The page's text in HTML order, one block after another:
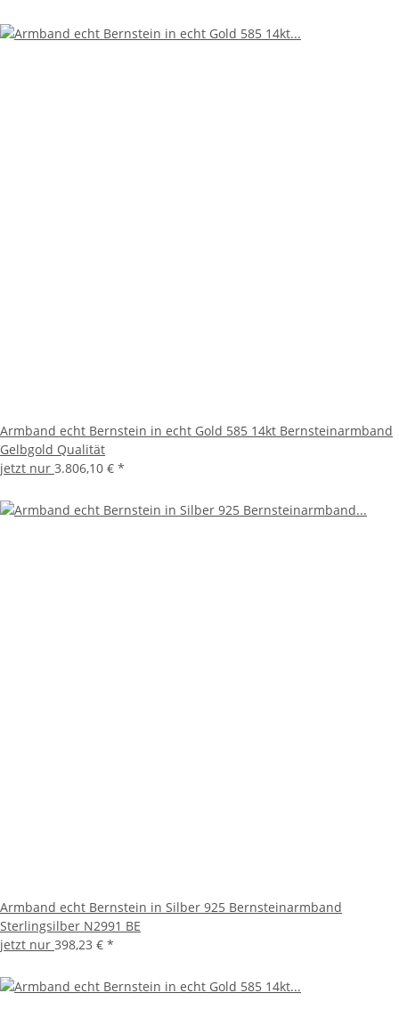
Armband echt Bernstein in echt Gold 585 14kt Bernsteinarmband
Gelbgold Qualität
jetzt nur 3.806,10 € *
Armband echt Bernstein in Silber 925 Bernsteinarmband
Sterlingsilber N2991 BE
jetzt nur 398,23 € *